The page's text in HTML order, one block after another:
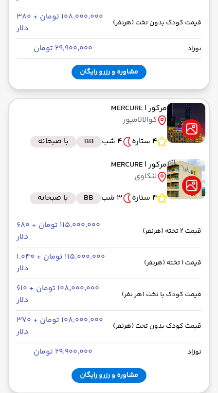
قیمت کودک بدون تخت (هرنفر)
۱۰۸٬۰۰۰٬۰۰۰ تومان + ۳۸۰
دلار
نوزاد ۲۹٬۹۰۰٬۰۰۰ تومان
مشاوره و رزرو رایگان
مرکور| MERCURE
کوالالامپور
4 ستاره
4 شب BB
با صبحانه
مرکور| MERCURE
لنکاوی
4 ستاره
3 شب BB با صبحانه
قیمت 2 تخته (هرنفر)
۱۱۵٬۰۰۰٬۰۰۰ تومان + ۶۸۰
دلار
قیمت 1 تخته (هرنفر)
۱۱۵٬۰۰۰٬۰۰۰ تومان + ۱٬۰۴۰
دلار
قیمت کودک با تخت (هر نفر)
۱۰۸٬۰۰۰٬۰۰۰ تومان + ۶۱۰
دلار
قیمت کودک بدون تخت (هرنفر)
۱۰۸٬۰۰۰٬۰۰۰ تومان + ۳۷۰
دلار
نوزاد ۲۹٬۹۰۰٬۰۰۰ تومان
مشاوره و رزرو رایگان